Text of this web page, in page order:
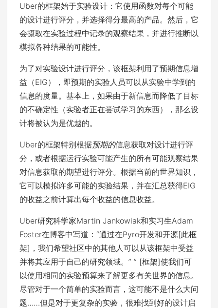
Uber的框架始于实验设计：它使用函数对每个可能
的设计进行评分，并选择得分最高的产品。然后，它
会摄取在实验过程中记录的观察结果，并进行推断以
模拟各种结果的可能性。
为了对实验设计进行评分，该框架利用了预期信息增
益（EIG），即预期的实验人员可以从实验中学到的
信息的度量。基本上，如果由于新信息而降低了目标
的不确定性（实验者正在尝试学习的东西），那么设
计将被认为是优越的。
Uber的框架特别根据预期的信息获取对设计进行评
分，或者根据运行实验可能产生的所有可能观察结果
对信息获取的期望进行评分。根据当前的世界知识，
它可以模拟许多可能的实验结果，并在汇总获得EIG
的收益之前计算出每个收益的信息收益。
Uber研究科学家Martin Jankowiak和实习生Adam
Foster在博客中写道：“通过在Pyro开发和开源[此框
架]，我们希望社区中的其他人可以从该框架中受益
并将其应用于自己的研究领域。” ” [框架]使我们可
以使用相同的实验预算来了解更多有关世界的信息。
尽管对于一个简单的实验而言，这可能不是什么大问
题……但是对于更复杂的实验，很难找到好的设计启